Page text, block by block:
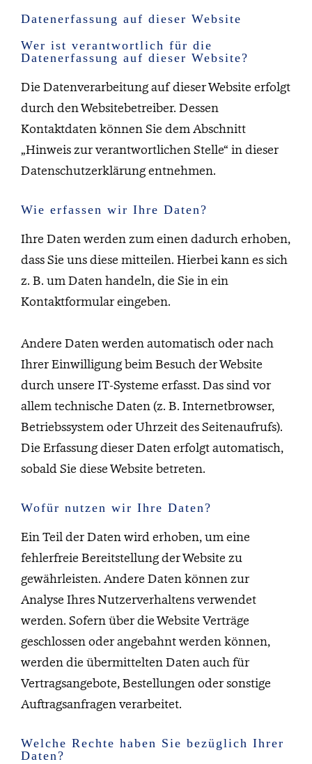
Datenerfassung auf dieser Website
Wer ist verantwortlich für die
Datenerfassung auf dieser Website?
Die Datenverarbeitung auf dieser Website erfolgt
durch den Websitebetreiber. Dessen
Kontaktdaten können Sie dem Abschnitt
„Hinweis zur verantwortlichen Stelle“ in dieser
Datenschutzerklärung entnehmen.
Wie erfassen wir Ihre Daten?
Ihre Daten werden zum einen dadurch erhoben,
dass Sie uns diese mitteilen. Hierbei kann es sich
z. B. um Daten handeln, die Sie in ein
Kontaktformular eingeben.
Andere Daten werden automatisch oder nach
Ihrer Einwilligung beim Besuch der Website
durch unsere IT-Systeme erfasst. Das sind vor
allem technische Daten (z. B. Internetbrowser,
Betriebssystem oder Uhrzeit des Seitenaufrufs).
Die Erfassung dieser Daten erfolgt automatisch,
sobald Sie diese Website betreten.
Wofür nutzen wir Ihre Daten?
Ein Teil der Daten wird erhoben, um eine
fehlerfreie Bereitstellung der Website zu
gewährleisten. Andere Daten können zur
Analyse Ihres Nutzerverhaltens verwendet
werden. Sofern über die Website Verträge
geschlossen oder angebahnt werden können,
werden die übermittelten Daten auch für
Vertragsangebote, Bestellungen oder sonstige
Auftragsanfragen verarbeitet.
Welche Rechte haben Sie bezüglich Ihrer
Daten?